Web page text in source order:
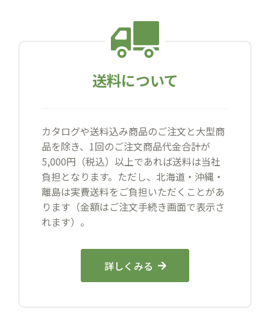
送料について
カタログや送料込み商品のご注文と大型商
品を除き、1回のご注文商品代金合計が
5,000円（税込）以上であれば送料は当社
負担となります。ただし、北海道・沖縄・
離島は実費送料をご負担いただくことがあ
ります（金額はご注文手続き画面で表示さ
れます）。
詳しくみる